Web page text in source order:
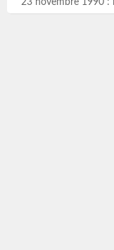
23 novembre 1990 :